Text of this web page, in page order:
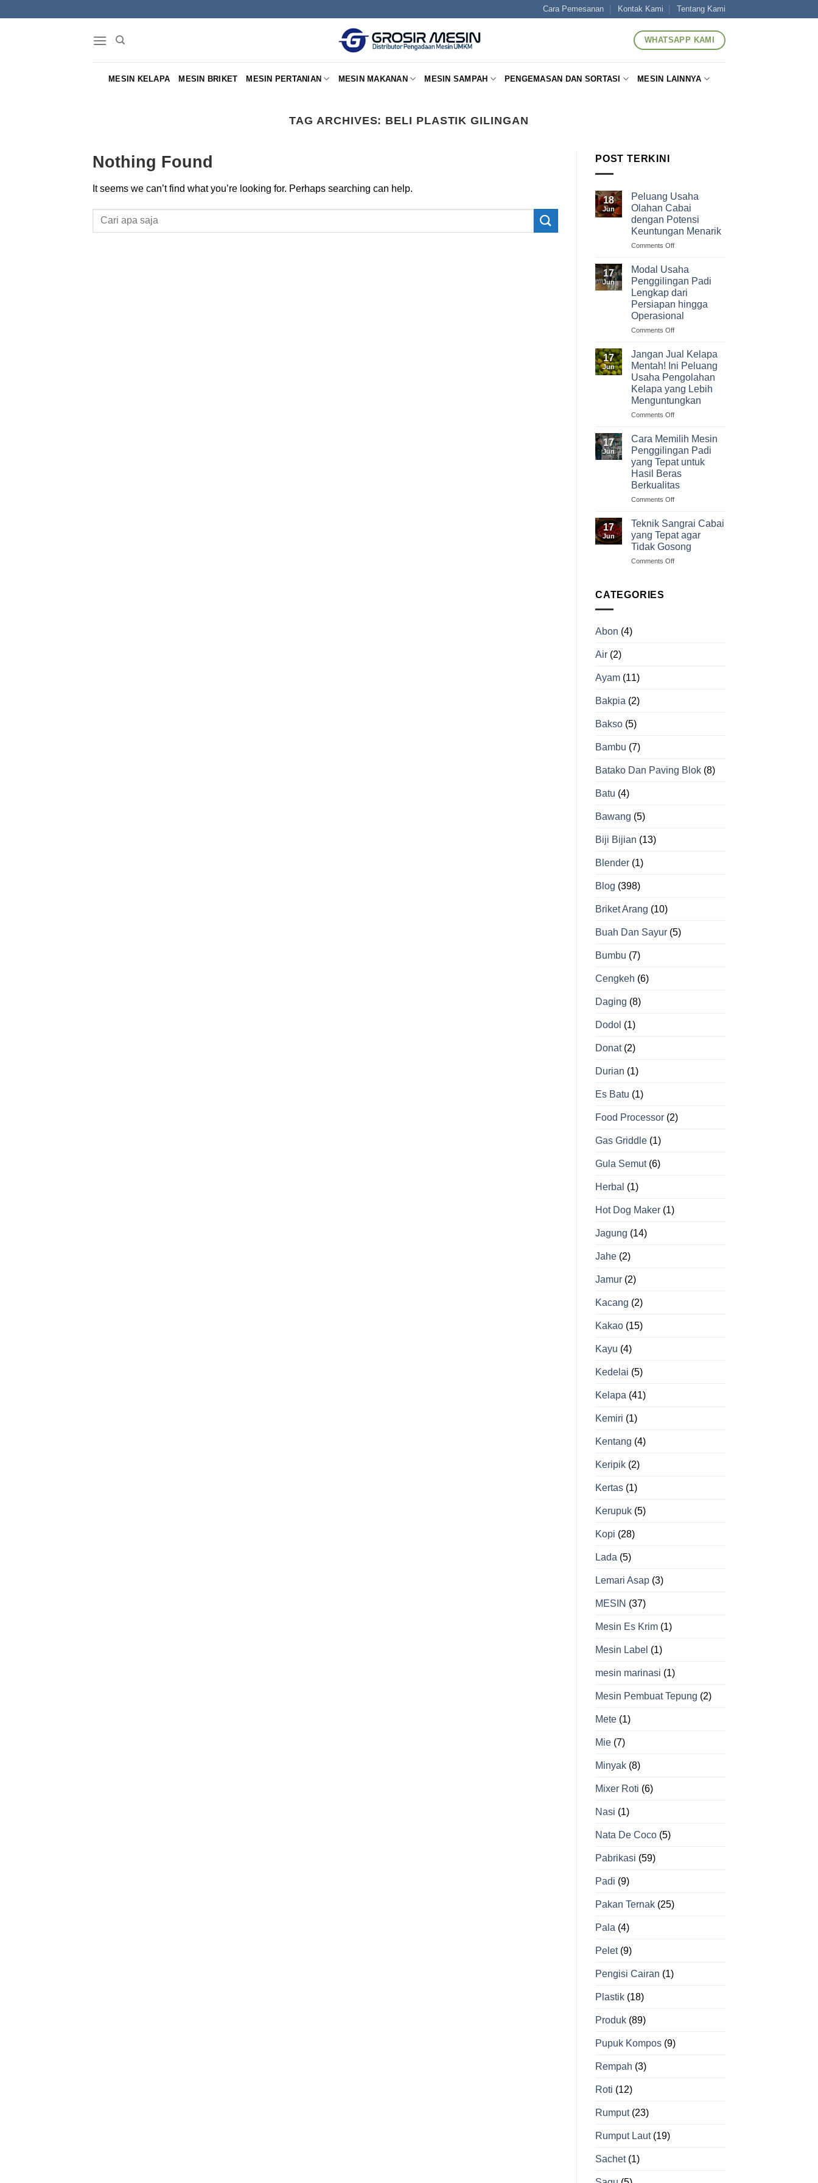
Cara Pemesanan Kontak Kami Tentang Kami
WHATSAPP KAMI
MESIN KELAPA MESIN BRIKET MESIN PERTANIAN MESIN MAKANAN MESIN SAMPAH PENGEMASAN DAN SORTASI MESIN LAINNYA
TAG ARCHIVES: BELI PLASTIK GILINGAN
Nothing Found
It seems we can’t find what you’re looking for. Perhaps searching can help.
POST TERKINI
18
Jun
Peluang Usaha
Olahan Cabai
dengan Potensi
Keuntungan Menarik
Comments Offon
Usaha
Olahan
Cabai
dengan
Potensi
Keuntungan
Menarik
17
Jun
Modal Usaha
Penggilingan Padi
Lengkap dari
Persiapan hingga
Operasional
Comments Offon
Usaha
Penggilingan
Padi
Lengkap
dari
Persiapan
hingga
17
Jun
Jangan Jual Kelapa
Mentah! Ini Peluang
Usaha Pengolahan
Kelapa yang Lebih
Menguntungkan
Comments Offon
Jual
Kelapa
Mentah!
Ini
Peluang
Usaha
Pengolahan
Lebih
Menguntungkan
17
Jun
Cara Memilih Mesin
Penggilingan Padi
yang Tepat untuk
Hasil Beras
Berkualitas
Comments Offon
Memilih
Mesin
Penggilingan
Padi
yang
17
Jun
Teknik Sangrai Cabai
yang Tepat agar
Tidak Gosong
Comments Offon
CATEGORIES
Abon (4)
Air (2)
Ayam (11)
Bakpia (2)
Bakso (5)
Bambu (7)
Batako Dan Paving Blok (8)
Batu (4)
Bawang (5)
Biji Bijian (13)
Blender (1)
Blog (398)
Briket Arang (10)
Buah Dan Sayur (5)
Bumbu (7)
Cengkeh (6)
Daging (8)
Dodol (1)
Donat(2)
Durian (1)
Es Batu (1)
Food Processor (2)
Gas Griddle (1)
Gula Semut(6)
Herbal (1)
Hot Dog Maker (1)
Jagung (14)
Jahe (2)
Jamur (2)
Kacang (2)
Kakao (15)
Kayu (4)
Kedelai (5)
Kelapa (41)
Kemiri (1)
Kentang (4)
Keripik (2)
Kertas (1)
Kerupuk (5)
Kopi (28)
Lada (5)
Lemari Asap (3)
MESIN (37)
Mesin Es Krim (1)
Mesin Label (1)
mesin marinasi (1)
Mesin Pembuat Tepung (2)
Mete (1)
Mie (7)
Minyak (8)
Mixer Roti (6)
Nasi (1)
Nata De Coco (5)
Pabrikasi (59)
Padi (9)
Pakan Ternak (25)
Pala (4)
Pelet(9)
Pengisi Cairan (1)
Plastik (18)
Produk (89)
Pupuk Kompos (9)
Rempah (3)
Roti (12)
Rumput(23)
Rumput Laut(19)
Sachet(1)